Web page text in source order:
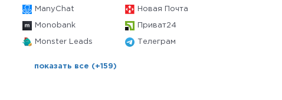
ManyChat Новая Почта
Monobank Приват24
Monster Leads Телеграм
показать все (+159)